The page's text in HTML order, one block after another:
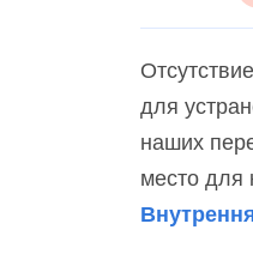
для
наших
место для